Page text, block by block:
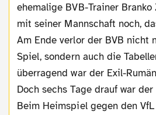
ehemalige BVB-Trainer
mit seiner Mannschaft noch,
Am Ende verlor der BVB nicht
Spiel, sondern auch die
überragend war der Exil-
Doch sechs Tage drauf war
Beim Heimspiel gegen den